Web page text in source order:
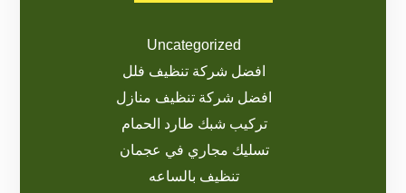
Uncategorized
افضل شركة تنظيف فلل
افضل شركة تنظيف منازل
تركيب شبك طارد الحمام
تسليك مجاري في عجمان
تنظيف بالساعه